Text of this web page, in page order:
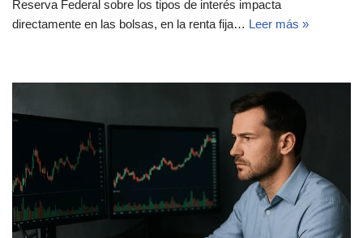
Reserva Federal sobre los tipos de interés impacta
directamente en las bolsas, en la renta fija… Leer más »